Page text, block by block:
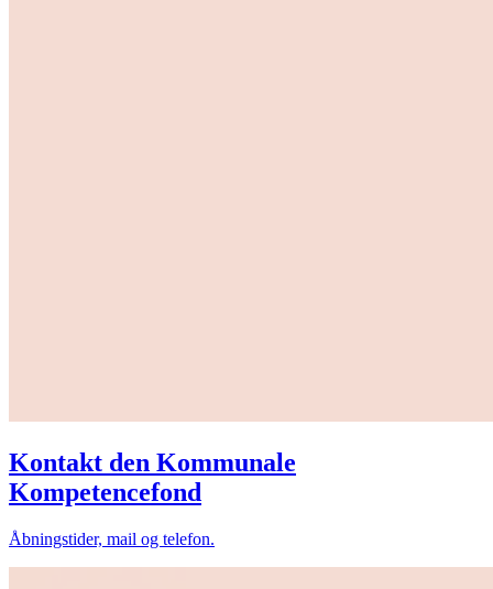
Kontakt den Kommunale
Kompetencefond
Åbningstider, mail og telefon.